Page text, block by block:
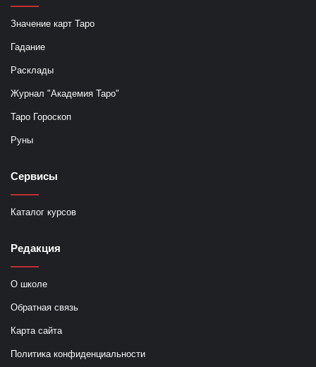
Значение карт Таро
Гадание
Расклады
Журнал "Академия Таро"
Таро Гороскоп
Руны
Сервисы
Каталог курсов
Редакция
О школе
Обратная связь
Карта сайта
Политика конфиденциальности